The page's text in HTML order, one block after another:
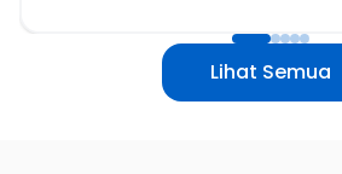
Lihat Semua